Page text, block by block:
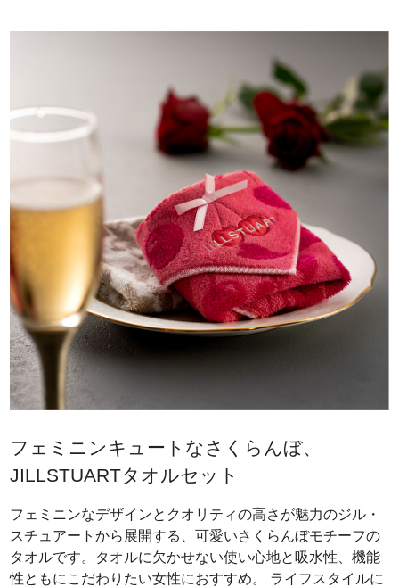
フェミニンキュートなさくらんぼ、
JILLSTUARTタオルセット
フェミニンなデザインとクオリティの高さが魅力のジル・
スチュアートから展開する、可愛いさくらんぼモチーフの
タオルです。タオルに欠かせない使い心地と吸水性、機能
性ともにこだわりたい女性におすすめ。 ライフスタイルに